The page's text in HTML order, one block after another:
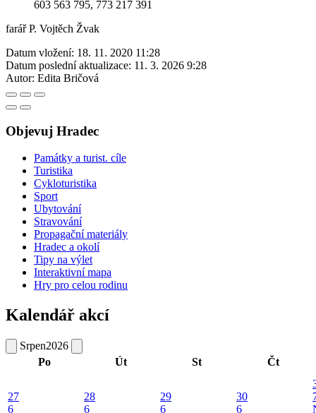
603 563 795, 773 217 391
farář P. Vojtěch Žvak
Datum vložení: 18. 11. 2020 11:28
Datum poslední aktualizace: 11. 3. 2026 9:28
Autor: Edita Bričová
Objevuj Hradec
Památky a turist. cíle
Turistika
Cykloturistika
Sport
Ubytování
Stravování
Propagační materiály
Hradec a okolí
Tipy na výlet
Interaktivní mapa
Hry pro celou rodinu
Kalendář akcí
Srpen2026
Po
Út St Čt
27
6
28
6
29
6
30
6